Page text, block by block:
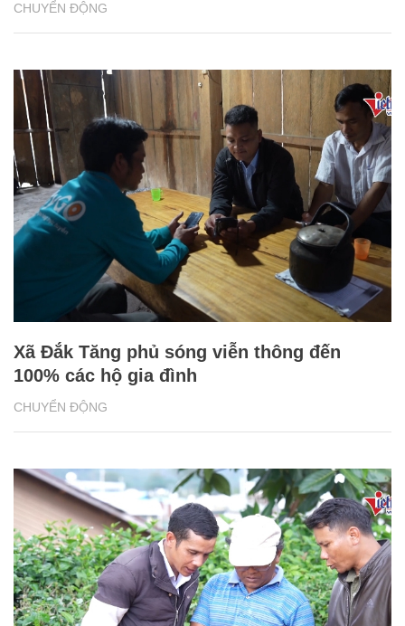
CHUYỂN ĐỘNG
CHUYỂN ĐỘNG
Xã Đắk Tăng phủ sóng viễn thông đến
100% các hộ gia đình